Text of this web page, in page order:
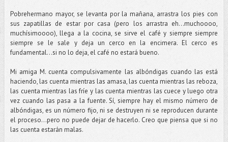
Pobrehermano mayor, se levanta por la mañana, arrastra los pies con
sus zapatillas de estar por casa (pero los arrastra eh…muchoooo,
muchísimoooo), llega a la cocina, se sirve el café y siempre siempre
siempre se le sale y deja un cerco en la encimera. El cerco es
fundamental...si no lo deja, el café no estará bueno.
Mi amiga M. cuenta compulsivamente las albóndigas cuando las está
haciendo, las cuenta mientras las amasa, las cuenta mientras las reboza,
las cuenta mientras las fríe y las cuenta mientras las cuece y luego otra
vez cuando las pasa a la fuente. Sí, siempre hay el mismo número de
albóndigas, es un número fijo, ni se destruyen ni se reproducen durante
el proceso...pero no puede dejar de hacerlo. Creo que piensa que si no
las cuenta estarán malas.